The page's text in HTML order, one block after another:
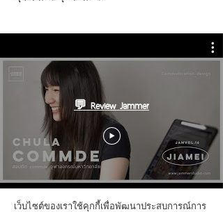
💬 Review Jammer
เว็บไซต์ของเราใช้คุกกี้เพื่อพัฒนาประสบการณ์การ